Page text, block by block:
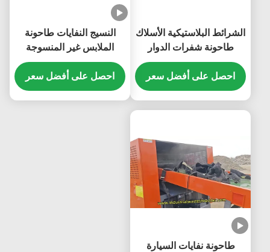
الشرائط البلاستيكية الأسلاك
طاحونة شفرات الدوار
كسارة يمكن أن تمزق كل
النفايات الناعمة
احصل على أفضل سعر
النسيج النفايات طاحونة
الملابس غير المنسوجة
المنسوجات كسارة توفير
الطاقة شفرات الدوار القطع
احصل على أفضل سعر
طاحونة نفايات السيارة